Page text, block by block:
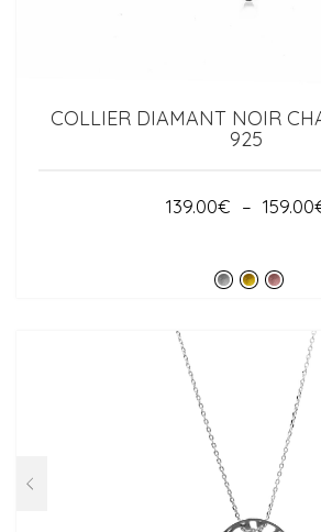
COLLIER DIAMANT NOIR
925
139.00€ – 159.00